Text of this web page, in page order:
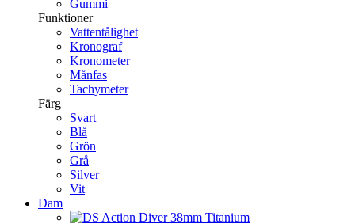
Gummi
Funktioner
Vattentålighet
Kronograf
Kronometer
Månfas
Tachymeter
Färg
Svart
Blå
Grön
Grå
Silver
Vit
Dam